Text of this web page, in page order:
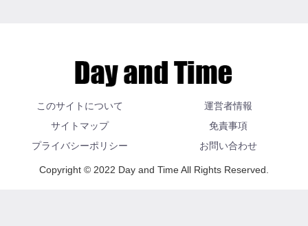
このサイトについて
運営者情報
サイトマップ
免責事項
プライバシーポリシー
お問い合わせ
Copyright © 2022 Day and Time All Rights Reserved.